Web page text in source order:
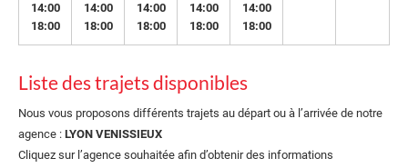
14:00
18:00
14:00
18:00
14:00
18:00
14:00
18:00
14:00
18:00
Liste des trajets disponibles
Nous vous proposons différents trajets au départ ou à l’arrivée de notre
agence : LYON VENISSIEUX
Cliquez sur l’agence souhaitée afin d’obtenir des informations